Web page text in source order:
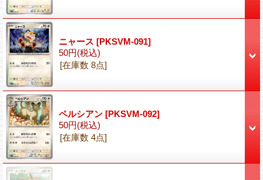
ニャース [PKSVM-091]
50円(税込)
[在庫数 8点]
ペルシアン [PKSVM-092]
50円(税込)
[在庫数 4点]